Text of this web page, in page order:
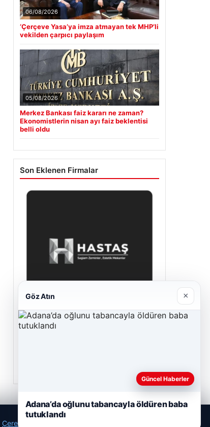
06/08/2026
‘Çerçeve Yasa’ya imza atmayan tek MHP’li
vekilden çarpıcı paylaşım
05/08/2026
Merkez Bankası faiz kararı ne zaman?
Ekonomistlerin nisan ayı faiz beklentisi
belli oldu
Son Eklenen Firmalar
Çerez Politikamız
Göz Atın ×
Güncel Haberler
Adana’da oğlunu tabancayla öldüren baba
tutuklandı